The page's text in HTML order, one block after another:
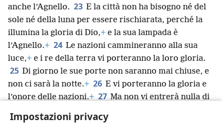
Impostazioni privacy
anche l’Agnello. 23 E la città non ha bisogno né del
sole né della luna per essere rischiarata, perché la
illumina la gloria di Dio,+ e la sua lampada è
l’Agnello.+ 24 Le nazioni cammineranno alla sua
luce,+ e i re della terra vi porteranno la loro gloria.
25 Di giorno le sue porte non saranno mai chiuse, e
non ci sarà la notte.+ 26 E vi porteranno la gloria e
l’onore delle nazioni.+ 27 Ma non vi entrerà nulla di
false; +vi entreranno solo quelli che sono scritti nel